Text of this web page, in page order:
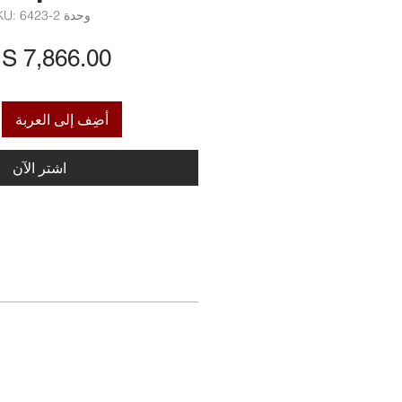
وحدة SKU: 6423-2
‏7,866.00 US$
أضِف إلى العربة
اشترِ الآن